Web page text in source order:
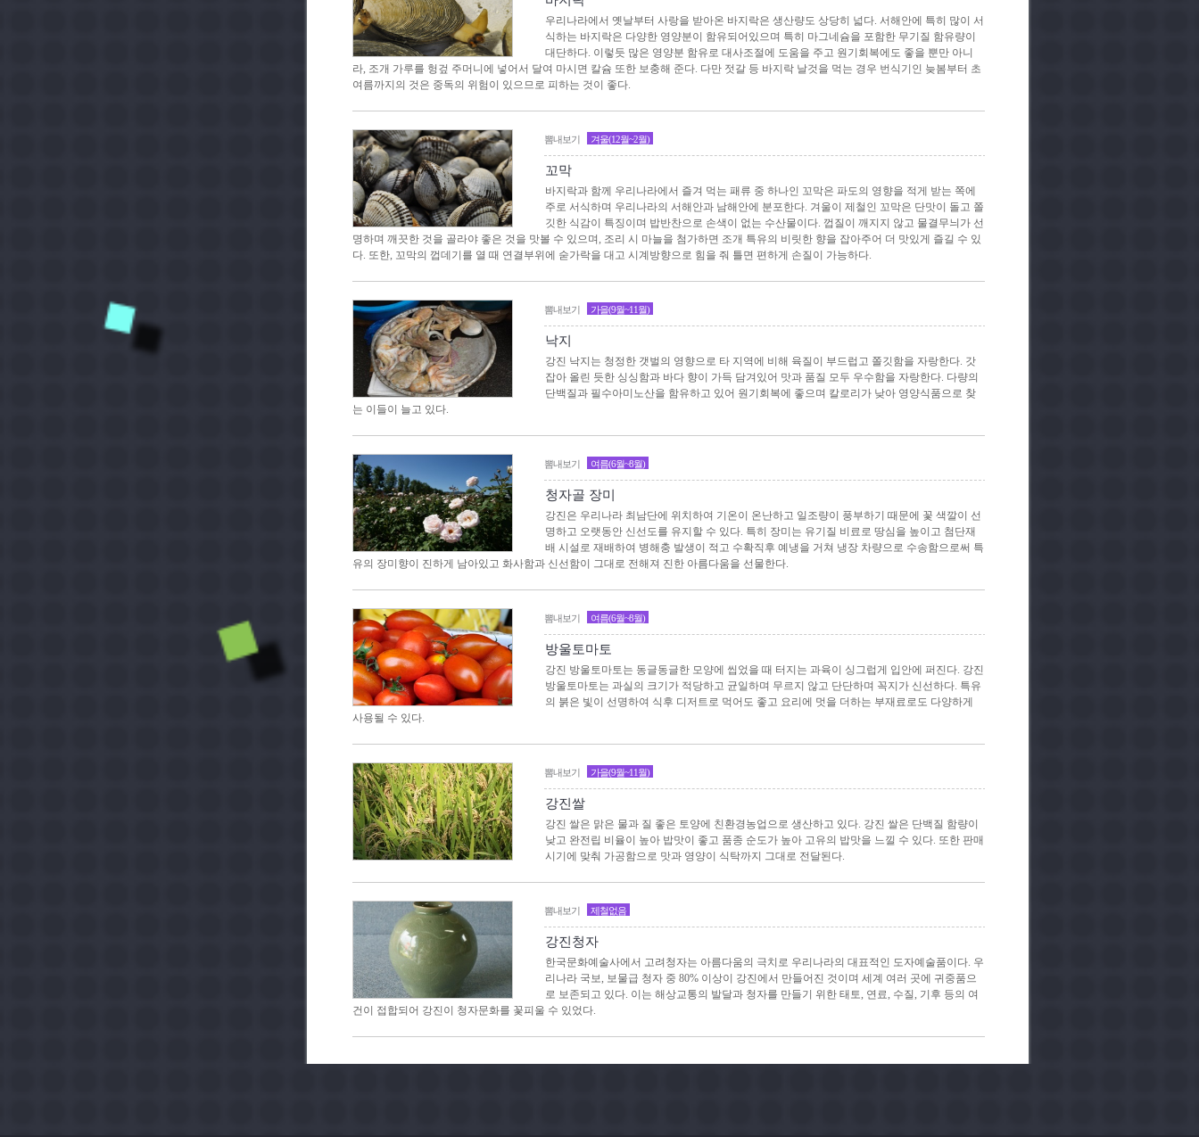
우리나라에서 옛날부터 사랑을 받아온 바지락은 생산량도 상당히 넓다. 서해안에 특히 많이 서
식하는 바지락은 다양한 영양분이 함유되어있으며 특히 마그네슘을 포함한 무기질 함유량이
대단하다. 이렇듯 많은 영양분 함유로 대사조절에 도움을 주고 원기회복에도 좋을 뿐만 아니
라, 조개 가루를 헝겊 주머니에 넣어서 달여 마시면 칼슘 또한 보충해 준다. 다만 젓갈 등 바지락 날것을 먹는 경우 번식기인 늦봄부터 초
여름까지의 것은 중독의 위험이 있으므로 피하는 것이 좋다.
뽐내보기 겨울(12월~2월)
꼬막
바지락과 함께 우리나라에서 즐겨 먹는 패류 중 하나인 꼬막은 파도의 영향을 적게 받는 쪽에
주로 서식하며 우리나라의 서해안과 남해안에 분포한다. 겨울이 제철인 꼬막은 단맛이 돌고 쫄
깃한 식감이 특징이며 밥반찬으로 손색이 없는 수산물이다. 껍질이 깨지지 않고 물결무늬가 선
명하며 깨끗한 것을 골라야 좋은 것을 맛볼 수 있으며, 조리 시 마늘을 첨가하면 조개 특유의 비릿한 향을 잡아주어 더 맛있게 즐길 수 있
다. 또한, 꼬막의 껍데기를 열 때 연결부위에 숟가락을 대고 시계방향으로 힘을 줘 틀면 편하게 손질이 가능하다.
뽐내보기 가을(9월~11월)
낙지
강진 낙지는 청정한 갯벌의 영향으로 타 지역에 비해 육질이 부드럽고 쫄깃함을 자랑한다. 갓
잡아 올린 듯한 싱싱함과 바다 향이 가득 담겨있어 맛과 품질 모두 우수함을 자랑한다. 다량의
단백질과 필수아미노산을 함유하고 있어 원기회복에 좋으며 칼로리가 낮아 영양식품으로 찾
는 이들이 늘고 있다.
뽐내보기 여름(6월~8월)
청자골 장미
강진은 우리나라 최남단에 위치하여 기온이 온난하고 일조량이 풍부하기 때문에 꽃 색깔이 선
명하고 오랫동안 신선도를 유지할 수 있다. 특히 장미는 유기질 비료로 땅심을 높이고 첨단재
배 시설로 재배하여 병해충 발생이 적고 수확직후 예냉을 거쳐 냉장 차량으로 수송함으로써 특
유의 장미향이 진하게 남아있고 화사함과 신선함이 그대로 전해져 진한 아름다움을 선물한다.
뽐내보기 여름(6월~8월)
방울토마토
강진 방울토마토는 동글동글한 모양에 씹었을 때 터지는 과육이 싱그럽게 입안에 퍼진다. 강진
방울토마토는 과실의 크기가 적당하고 균일하며 무르지 않고 단단하며 꼭지가 신선하다. 특유
의 붉은 빛이 선명하여 식후 디저트로 먹어도 좋고 요리에 멋을 더하는 부재료로도 다양하게
사용될 수 있다.
뽐내보기 가을(9월~11월)
강진쌀
강진 쌀은 맑은 물과 질 좋은 토양에 친환경농업으로 생산하고 있다. 강진 쌀은 단백질 함량이
낮고 완전립 비율이 높아 밥맛이 좋고 품종 순도가 높아 고유의 밥맛을 느낄 수 있다. 또한 판매
시기에 맞춰 가공함으로 맛과 영양이 식탁까지 그대로 전달된다.
뽐내보기 제철없음
강진청자
한국문화예술사에서 고려청자는 아름다움의 극치로 우리나라의 대표적인 도자예술품이다. 우
리나라 국보, 보물급 청자 중 80% 이상이 강진에서 만들어진 것이며 세계 여러 곳에 귀중품으
로 보존되고 있다. 이는 해상교통의 발달과 청자를 만들기 위한 태토, 연료, 수질, 기후 등의 여
건이 접합되어 강진이 청자문화를 꽃피울 수 있었다.